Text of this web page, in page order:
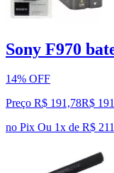
Sony F970
14% OFF
Preço R$ 191,78R$ 191
no Pix Ou 1x de R$